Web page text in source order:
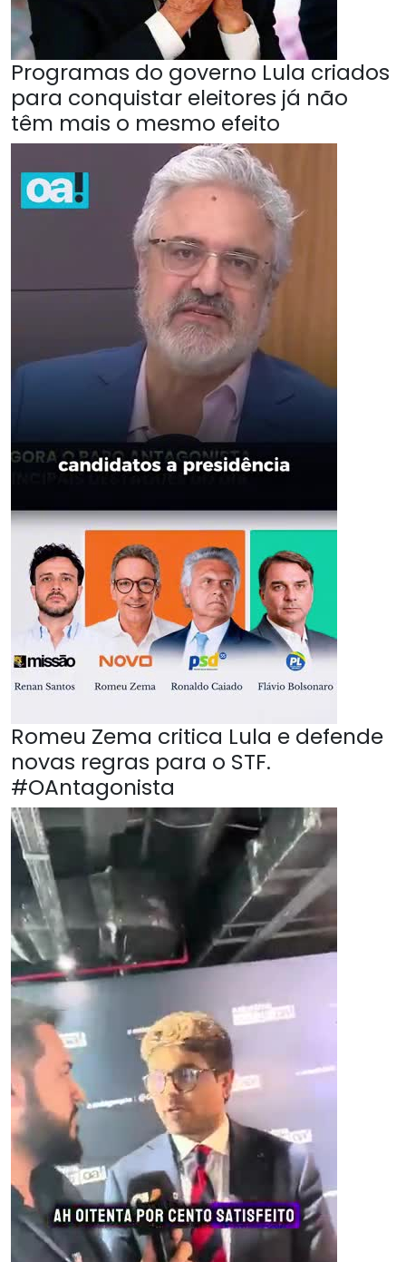
Programas do governo Lula criados
para conquistar eleitores já não
têm mais o mesmo efeito
Romeu Zema critica Lula e defende
novas regras para o STF.
#OAntagonista